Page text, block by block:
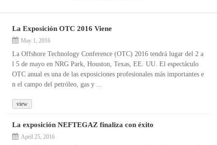
La Exposición OTC 2016 Viene
May 1, 2016
La Offshore Technology Conference (OTC) 2016 tendrá lugar del 2 a
l 5 de mayo en NRG Park, Houston, Texas, EE. UU. El espectáculo
OTC anual es una de las exposiciones profesionales más importantes e
n el campo del petróleo, gas y ...
view
La exposición NEFTEGAZ finaliza con éxito
April 25, 2016